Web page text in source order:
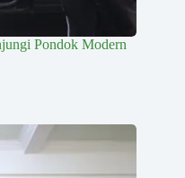
Pondok Modern